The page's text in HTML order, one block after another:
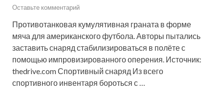
Оставьте комментарий
Противотанковая кумулятивная граната в форме
мяча для американского футбола. Авторы пытались
заставить снаряд стабилизироваться в полёте с
помощью импровизированного оперения. Источник:
thedrive.com Спортивный снаряд Из всего
спортивного инвентаря бороться с …